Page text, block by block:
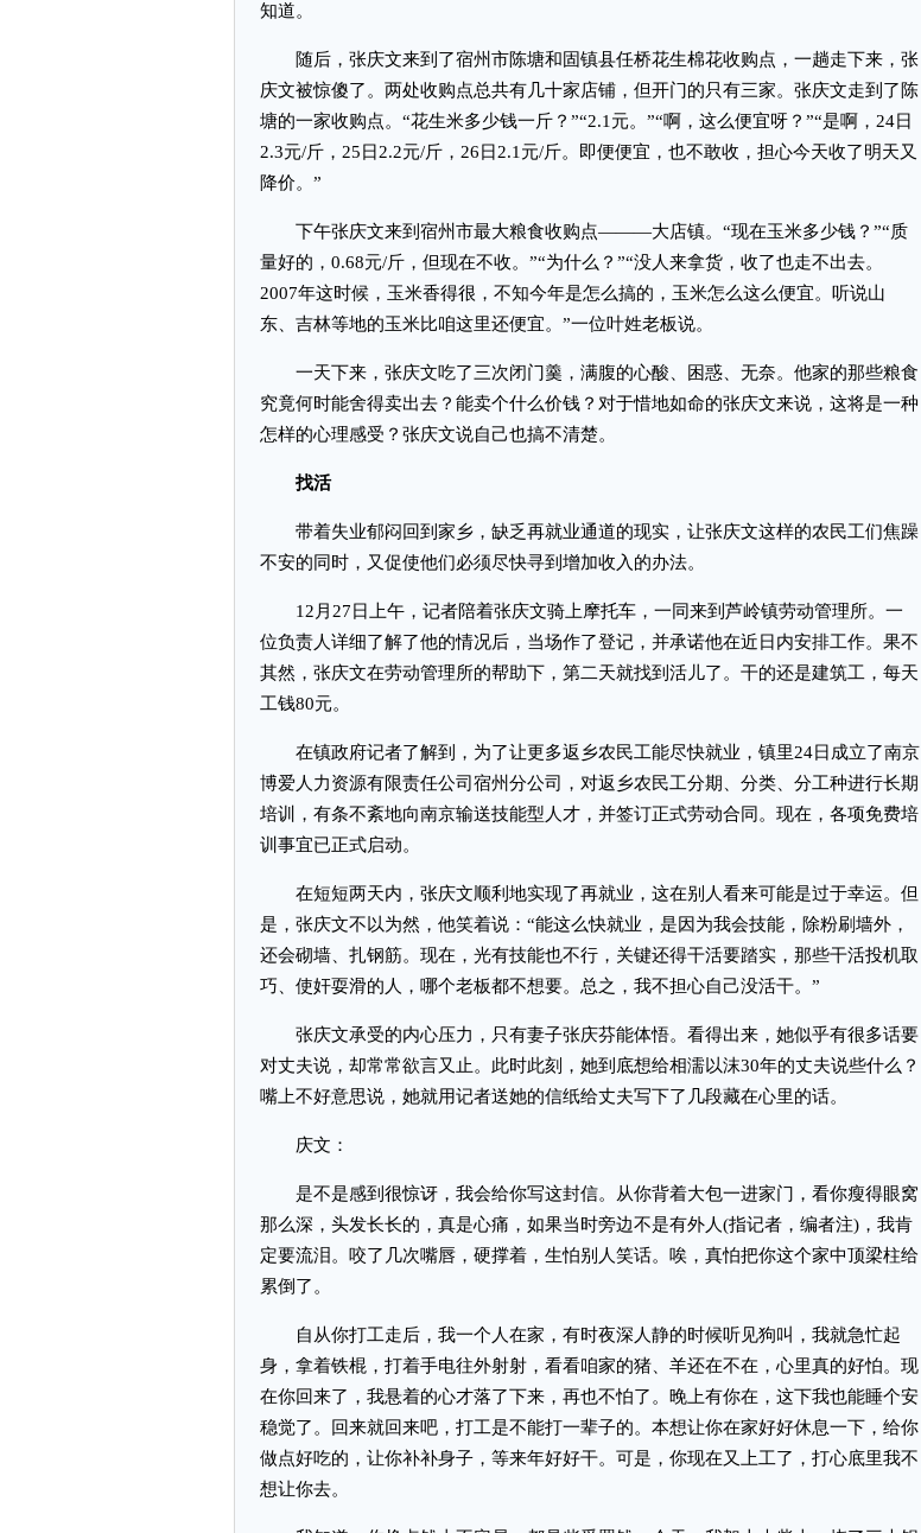
知道。
随后，张庆文来到了宿州市陈塘和固镇县任桥花生棉花收购点，一趟走下来，张
庆文被惊傻了。两处收购点总共有几十家店铺，但开门的只有三家。张庆文走到了陈
塘的一家收购点。“花生米多少钱一斤？”“2.1元。”“啊，这么便宜呀？”“是啊，24日
2.3元/斤，25日2.2元/斤，26日2.1元/斤。即便便宜，也不敢收，担心今天收了明天又
降价。”
下午张庆文来到宿州市最大粮食收购点———大店镇。“现在玉米多少钱？”“质
量好的，0.68元/斤，但现在不收。”“为什么？”“没人来拿货，收了也走不出去。
2007年这时候，玉米香得很，不知今年是怎么搞的，玉米怎么这么便宜。听说山
东、吉林等地的玉米比咱这里还便宜。”一位叶姓老板说。
一天下来，张庆文吃了三次闭门羹，满腹的心酸、困惑、无奈。他家的那些粮食
究竟何时能舍得卖出去？能卖个什么价钱？对于惜地如命的张庆文来说，这将是一种
怎样的心理感受？张庆文说自己也搞不清楚。
找活
带着失业郁闷回到家乡，缺乏再就业通道的现实，让张庆文这样的农民工们焦躁
不安的同时，又促使他们必须尽快寻到增加收入的办法。
12月27日上午，记者陪着张庆文骑上摩托车，一同来到芦岭镇劳动管理所。一
位负责人详细了解了他的情况后，当场作了登记，并承诺他在近日内安排工作。果不
其然，张庆文在劳动管理所的帮助下，第二天就找到活儿了。干的还是建筑工，每天
工钱80元。
在镇政府记者了解到，为了让更多返乡农民工能尽快就业，镇里24日成立了南京
博爱人力资源有限责任公司宿州分公司，对返乡农民工分期、分类、分工种进行长期
培训，有条不紊地向南京输送技能型人才，并签订正式劳动合同。现在，各项免费培
训事宜已正式启动。
在短短两天内，张庆文顺利地实现了再就业，这在别人看来可能是过于幸运。但
是，张庆文不以为然，他笑着说：“能这么快就业，是因为我会技能，除粉刷墙外，
还会砌墙、扎钢筋。现在，光有技能也不行，关键还得干活要踏实，那些干活投机取
巧、使奸耍滑的人，哪个老板都不想要。总之，我不担心自己没活干。”
张庆文承受的内心压力，只有妻子张庆芬能体悟。看得出来，她似乎有很多话要
对丈夫说，却常常欲言又止。此时此刻，她到底想给相濡以沫30年的丈夫说些什么？
嘴上不好意思说，她就用记者送她的信纸给丈夫写下了几段藏在心里的话。
庆文：
是不是感到很惊讶，我会给你写这封信。从你背着大包一进家门，看你瘦得眼窝
那么深，头发长长的，真是心痛，如果当时旁边不是有外人(指记者，编者注)，我肯
定要流泪。咬了几次嘴唇，硬撑着，生怕别人笑话。唉，真怕把你这个家中顶梁柱给
累倒了。
自从你打工走后，我一个人在家，有时夜深人静的时候听见狗叫，我就急忙起
身，拿着铁棍，打着手电往外射射，看看咱家的猪、羊还在不在，心里真的好怕。现
在你回来了，我悬着的心才落了下来，再也不怕了。晚上有你在，这下我也能睡个安
稳觉了。回来就回来吧，打工是不能打一辈子的。本想让你在家好好休息一下，给你
做点好吃的，让你补补身子，等来年好好干。可是，你现在又上工了，打心底里我不
想让你去。